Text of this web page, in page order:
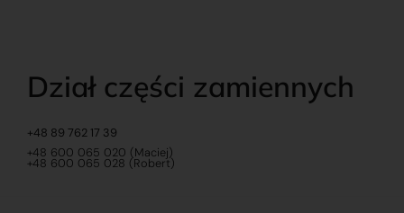
Dział części zamiennych
+48 89 762 17 39
+48 600 065 020 (Maciej)
+48 600 065 028 (Robert)